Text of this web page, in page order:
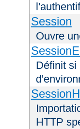
Session
Ouvre
Définit si
HTTP